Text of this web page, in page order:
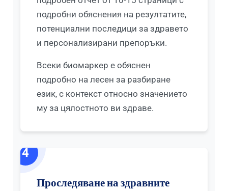
подробни обяснения на резултатите,
потенциални последици за здравето
и персонализирани препоръки.
Всеки биомаркер е обяснен
подробно на лесен за разбиране
език, с контекст относно значението
му за цялостното ви здраве.
4
Проследяване на здравните